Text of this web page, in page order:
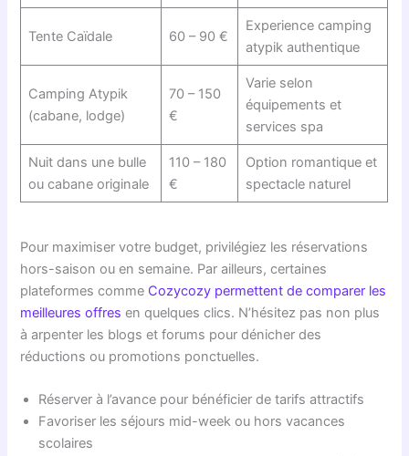
Tente Caïdale 60 – 90 €
Experience camping
atypik authentique
Camping Atypik
(cabane, lodge)
70 – 150
€
Varie selon
équipements et
services spa
Nuit dans une bulle
ou cabane originale
110 – 180
€
Option romantique et
spectacle naturel
Pour maximiser votre budget, privilégiez les réservations
hors-saison ou en semaine. Par ailleurs, certaines
plateformes comme Cozycozy permettent de comparer les
meilleures offres en quelques clics. N’hésitez pas non plus
à arpenter les blogs et forums pour dénicher des
réductions ou promotions ponctuelles.
Réserver à l’avance pour bénéficier de tarifs attractifs
Favoriser les séjours mid-week ou hors vacances
scolaires